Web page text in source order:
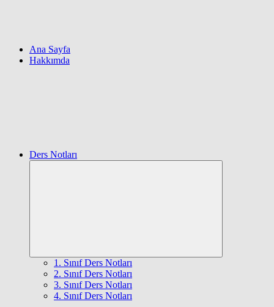
Ana Sayfa
Hakkımda
Ders Notları
1. Sınıf Ders Notları
2. Sınıf Ders Notları
3. Sınıf Ders Notları
4. Sınıf Ders Notları